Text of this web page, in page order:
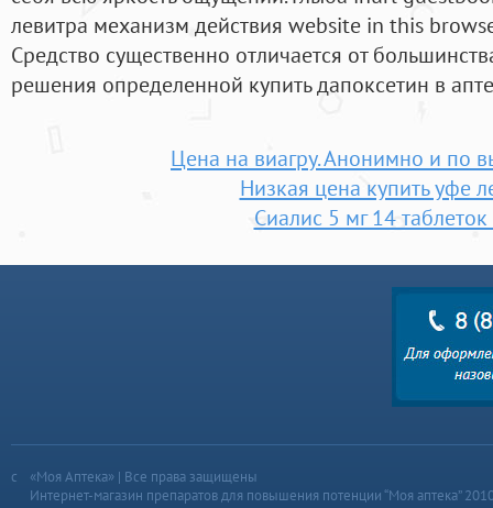
левитра механизм действия website in this
Средство существенно отличается от
решения определенной купить дапоксетин в
Цена на виагру. Анонимно и по
Низкая цена купить уфе
Сиалис 5 мг 14
«Моя Аптека» | Все права защищены
Интернет-магазин препаратов для повышения потенции “Моя аптека”